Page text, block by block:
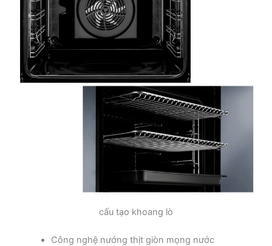
cấu tạo khoang lò
Công nghệ nướng thịt giòn mọng nước